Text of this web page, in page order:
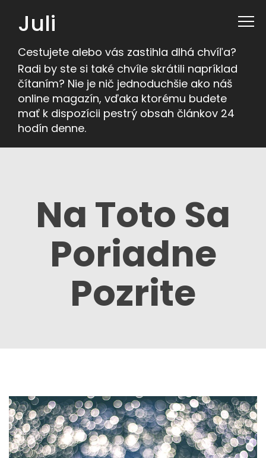
Juli
Cestujete alebo vás zastihla dlhá chvíľa?
Radi by ste si také chvíle skrátili napríklad
čítaním? Nie je nič jednoduchšie ako náš
online magazín, vďaka ktorému budete
mať k dispozícii pestrý obsah článkov 24
hodín denne.
Na Toto Sa
Poriadne
Pozrite